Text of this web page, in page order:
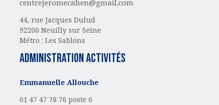
centrejeromecahen@gmail.com
44, rue Jacques Dulud
92200 Neuilly sur Seine
Métro : Les Sablons
administration activités
Emmanuelle Allouche
01 47 47 78 76 poste 6